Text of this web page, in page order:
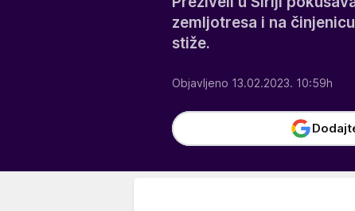
zemljotresa i na
stiže.
Objavljeno 13.02.2023. 10:59h